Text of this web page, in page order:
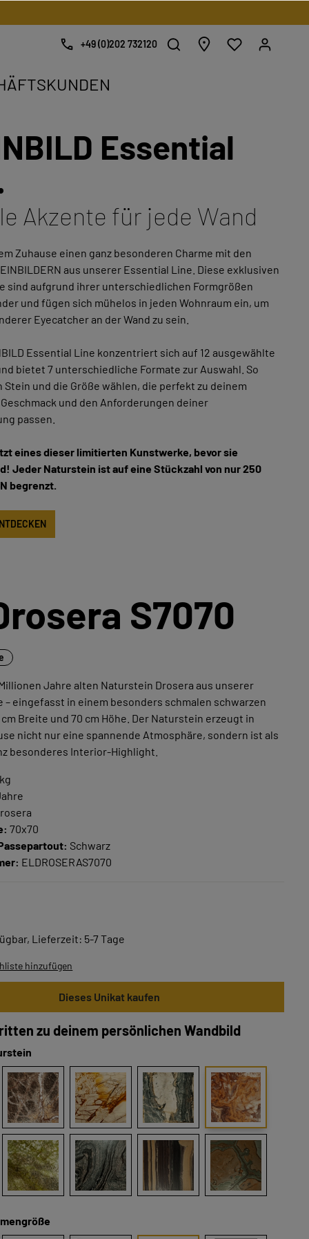
+49 (0)202 732120
Essential
Akzente für jede Wand
Zuhause einen ganz besonderen Charme mit den
aus unserer Essential Line. Diese exklusiven
sind aufgrund ihrer unterschiedlichen Formgrößen
und fügen sich mühelos in jeden Wohnraum ein, um
Eyecatcher an der Wand zu sein.
Essential Line konzentriert sich auf 12 ausgewählte
bietet 7 unterschiedliche Formate zur Auswahl. So
Stein und die Größe wählen, die perfekt zu deinem
und den Anforderungen deiner
passen.
eines dieser limitierten Kunstwerke, bevor sie
Jeder Naturstein ist auf eine Stückzahl von nur 250
begrenzt.
S7070
Jahre alten Naturstein Drosera aus unserer
– eingefasst in einem besonders schmalen schwarzen
cm Breite und 70 cm Höhe. Der Naturstein erzeugt in
nicht nur eine spannende Atmosphäre, sondern ist als
besonderes Interior-Highlight.
70x70
Schwarz
ELDROSERAS7070
Lieferzeit: 5-7 Tage
hinzufügen
Dieses Unikat kaufen
zu deinem persönlichen Wandbild